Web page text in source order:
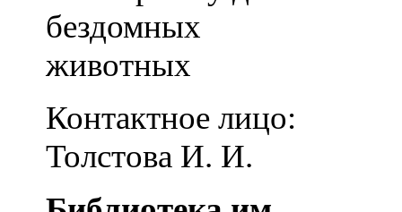
бездомных
животных
Контактное лицо:
Толстова И. И.